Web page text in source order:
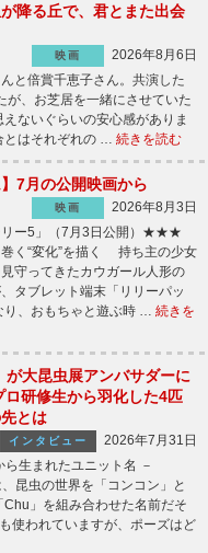
降る丘で、君とまた出会
映画
2026年8月6日
と倍賞千恵子さん。共演した
、お芝居を一緒にさせていた
ないぐらいの安心感がありま
とはそれぞれの … 続きを読む
】7月の公開映画から
映画
2026年8月3日
リー5」（7月3日公開）★★★
く“変化”を描く 持ち主の少女
守ってきたカウガール人形の
タブレット端末「リリーパッ
り、おもちゃと遊ぶ時 … 続きを
が大昆虫展アンバサダーに
ロ研修生から羽化した4匹
とは
インタビュー
2026年7月31日
生まれたユニット名 －
、昆虫の世界を「コンコン」と
」を組み合わせた名前だそ
使われていますが、ポーズはど